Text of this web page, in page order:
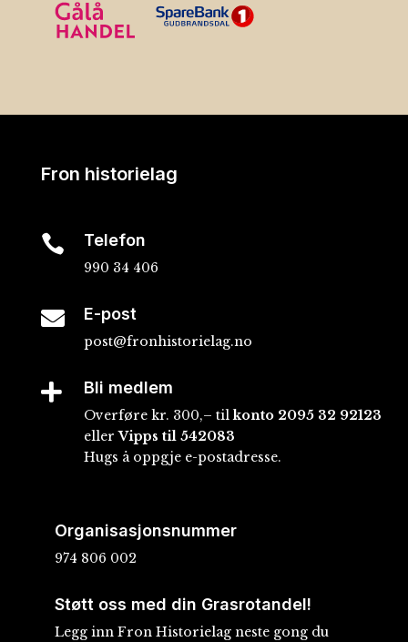
Fron historielag
 Telefon
990 34 406
 E-post
post@fronhistorielag.no
 Bli medlem
Overføre kr. 300,– tilkonto 2095 32 92123
ellerVipps til 542083
Hugs å oppgje e-postadresse.
Organisasjonsnummer
974 806 002
Støtt oss med din Grasrotandel!
Legg inn Fron Historielag neste gong du